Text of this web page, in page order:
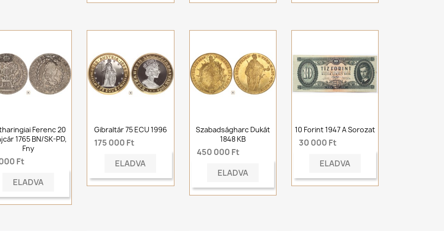
Ferenc 20
1765 BN/SK-PD,
Fny
Ft
ELADVA
Gibraltár 75 ECU 1996
175 000 Ft
ELADVA
Szabadságharc Dukát
1848 KB
450 000 Ft
ELADVA
10 Forint 1947 A Sorozat
30 000 Ft
ELADVA